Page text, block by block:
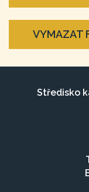
VYMAZAT
Středisko